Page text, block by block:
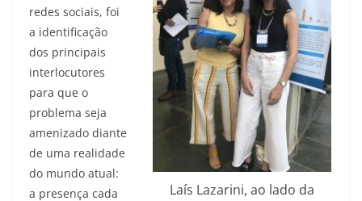
Laís Lazarini, ao lado da
redes sociais, foi
a identificação
dos principais
interlocutores
para que o
problema seja
amenizado diante
de uma realidade
do mundo atual:
a presença cada